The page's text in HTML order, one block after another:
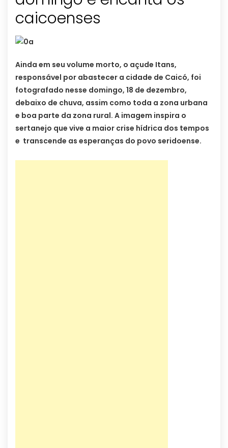
caicoenses
Ainda em seu volume morto, o açude Itans,
responsável por abastecer a cidade de Caicó, foi
fotografado nesse domingo, 18 de dezembro,
debaixo de chuva, assim como toda a zona urbana
e boa parte da zona rural. A imagem inspira o
sertanejo que vive a maior crise hídrica dos tempos
e transcende as esperanças do povo seridoense.